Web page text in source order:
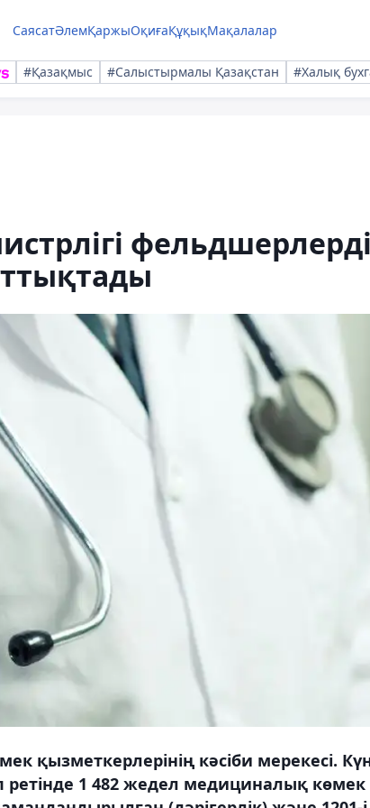
СаясатӘлемҚаржыОқиғаҚұқықМақалалар
#Қазақмыс #Салыстырмалы Қазақстан #Халық
қызметкерлерінің кәсіби мерекесі.
1 482 жедел медициналық көмек